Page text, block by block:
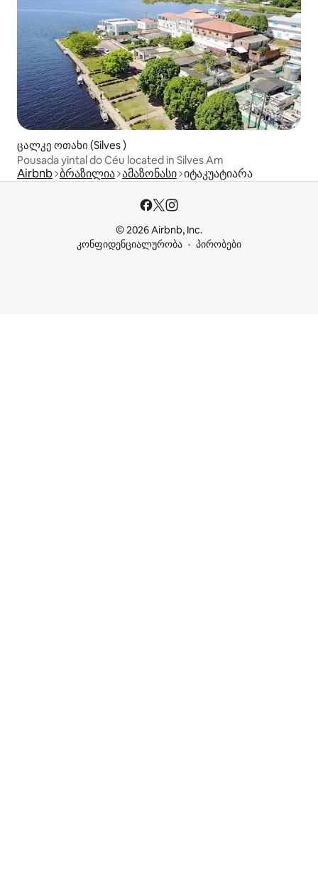
ცალკე ოთახი (Silves )
Pousada yintal do Céu located in Silves Am
Airbnb ბრაზილია ამაზონასი იტაკუატიარა
© 2026 Airbnb, Inc.
კონფიდენციალურობა
პირობები